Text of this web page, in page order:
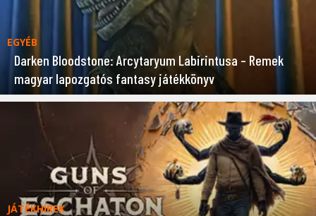
EGYÉB
Darken Bloodstone: Arcytaryum Labirintusa – Remek
magyar lapozgatós fantasy játékkönyv
JÁTÉKHÍREK